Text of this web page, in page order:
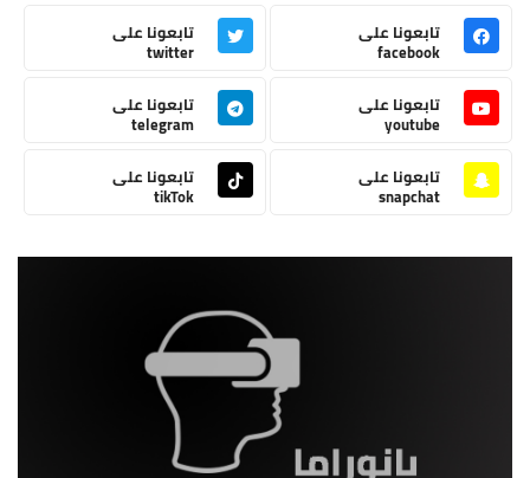
تابعونا على
facebook
تابعونا على
twitter
تابعونا على
youtube
تابعونا على
telegram
تابعونا على
snapchat
تابعونا على
tikTok